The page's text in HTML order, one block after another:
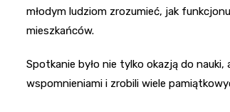
młodym ludziom zrozumieć, jak
mieszkańców.
Spotkanie było nie tylko okazją do
wspomnieniami i zrobili wiele